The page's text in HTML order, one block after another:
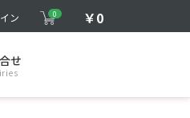
ン 0 ￥0
せ